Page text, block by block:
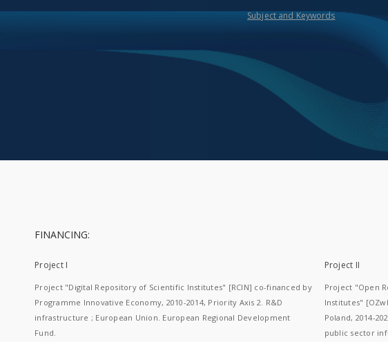
Subject and Keywords
FINANCING:
Project I
Project "Digital Repository of Scientific Institutes" [RCIN] co-financed by
Programme Innovative Economy, 2010-2014, Priority Axis 2. R&D
infrastructure ; European Union. European Regional Development
Fund.
Project II
Project "Open
Institutes"
Poland, 2014-
public sector